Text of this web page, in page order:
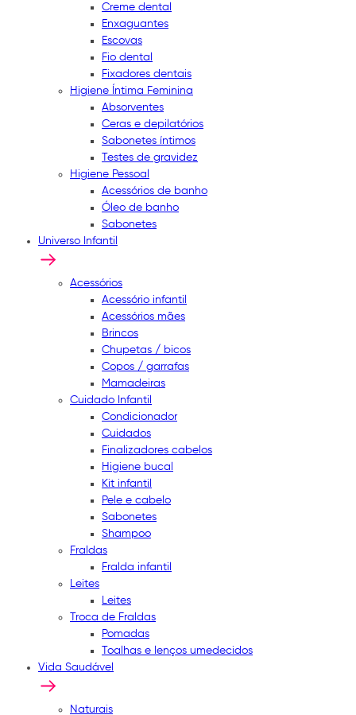
Creme dental
Enxaguantes
Escovas
Fio dental
Fixadores dentais
Higiene Íntima Feminina
Absorventes
Ceras e depilatórios
Sabonetes íntimos
Testes de gravidez
Higiene Pessoal
Acessórios de banho
Óleo de banho
Sabonetes
Universo Infantil
Acessórios
Acessório infantil
Acessórios mães
Brincos
Chupetas / bicos
Copos / garrafas
Mamadeiras
Cuidado Infantil
Condicionador
Cuidados
Finalizadores cabelos
Higiene bucal
Kit infantil
Pele e cabelo
Sabonetes
Shampoo
Fraldas
Fralda infantil
Leites
Leites
Troca de Fraldas
Pomadas
Toalhas e lenços umedecidos
Vida Saudável
Naturais